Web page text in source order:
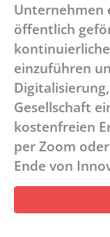
Unternehmen
öffentlich
einzuführen
Gesellschaft
kostenfreien
per Zoom
Ende von